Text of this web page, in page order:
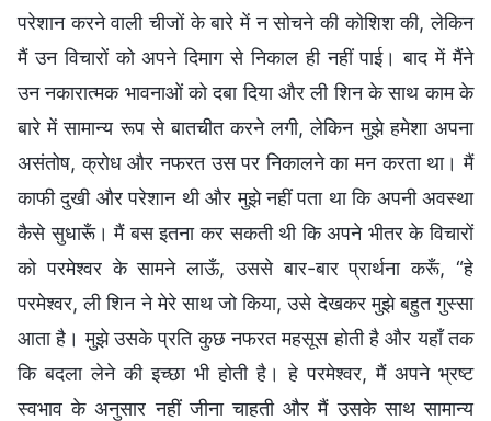
परेशान करने वाली चीजों के बारे में न सोचने की कोशिश की, लेकिन
मैं उन विचारों को अपने दिमाग से निकाल ही नहीं पाई। बाद में मैंने
उन नकारात्मक भावनाओं को दबा दिया और ली शिन के साथ काम के
बारे में सामान्य रूप से बातचीत करने लगी, लेकिन मुझे हमेशा अपना
असंतोष, क्रोध और नफरत उस पर निकालने का मन करता था। मैं
काफी दुखी और परेशान थी और मुझे नहीं पता था कि अपनी अवस्था
कैसे सुधारूँ। मैं बस इतना कर सकती थी कि अपने भीतर के विचारों
को परमेश्वर के सामने लाऊँ, उससे बार-बार प्रार्थना करूँ, “हे
परमेश्वर, ली शिन ने मेरे साथ जो किया, उसे देखकर मुझे बहुत गुस्सा
आता है। मुझे उसके प्रति कुछ नफरत महसूस होती है और यहाँ तक
कि बदला लेने की इच्छा भी होती है। हे परमेश्वर, मैं अपने भ्रष्ट
स्वभाव के अनुसार नहीं जीना चाहती और मैं उसके साथ सामान्य